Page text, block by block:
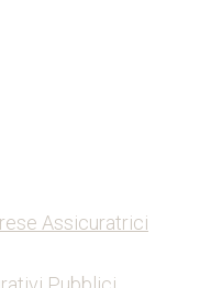
Assicuratrici